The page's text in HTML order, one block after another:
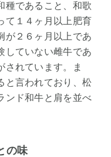
種であること、和歌
て１４ヶ月以上肥育
が２６ヶ月以上であ
していない雌牛であ
されています。ま
と言われており、松
ンド和牛と肩を並べ
の味